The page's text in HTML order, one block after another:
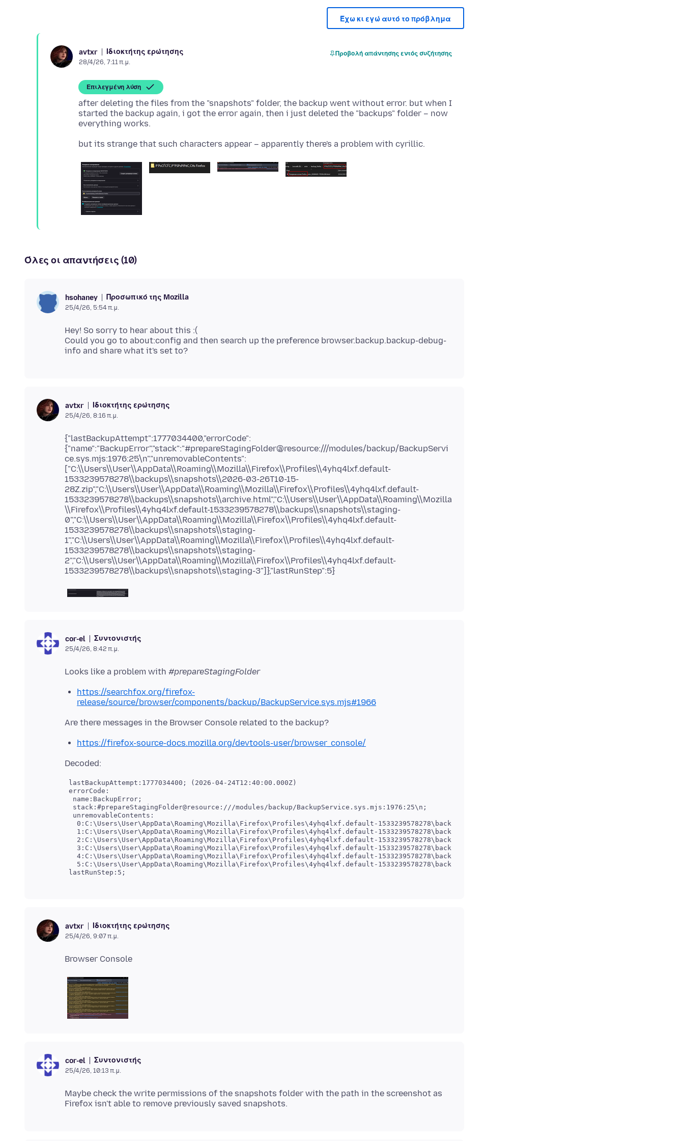
Έχω κι εγώ αυτό το πρόβλημα
avtxr Ιδιοκτήτης ερώτησης
28/4/26, 7:11 π.μ.
Προβολή απάντησης εντός συζήτησης
Επιλεγμένη λύση
after deleting the files from the "snapshots" folder, the backup went without error. but when I
started the backup again, i got the error again, then i just deleted the "backups" folder – now
Όλες οι απαντήσεις (10)
hsohaney Προσωπικό της Mozilla
25/4/26, 5:54 π.μ.
Hey! So sorry to hear about this :(
Could you go to about:config and then search up the preference browser.backup.backup-debug-
avtxr Ιδιοκτήτης ερώτησης
25/4/26, 8:16 π.μ.
{"lastBackupAttempt":1777034400,"errorCode":
{"name":"BackupError","stack":"#prepareStagingFolder@resource:///modules/backup/BackupServi
ce.sys.mjs:1976:25\n","unremovableContents":
["C:\\Users\\User\\AppData\\Roaming\\Mozilla\\Firefox\\Profiles\\4yhq4lxf.default-
1533239578278\\backups\\snapshots\\2026-03-26T10-15-
28Z.zip","C:\\Users\\User\\AppData\\Roaming\\Mozilla\\Firefox\\Profiles\\4yhq4lxf.default-
1533239578278\\backups\\snapshots\\archive.html","C:\\Users\\User\\AppData\\Roaming\\Mozilla
\\Firefox\\Profiles\\4yhq4lxf.default-1533239578278\\backups\\snapshots\\staging-
0","C:\\Users\\User\\AppData\\Roaming\\Mozilla\\Firefox\\Profiles\\4yhq4lxf.default-
1533239578278\\backups\\snapshots\\staging-
1","C:\\Users\\User\\AppData\\Roaming\\Mozilla\\Firefox\\Profiles\\4yhq4lxf.default-
1533239578278\\backups\\snapshots\\staging-
2","C:\\Users\\User\\AppData\\Roaming\\Mozilla\\Firefox\\Profiles\\4yhq4lxf.default-
cor-el Συντονιστής
25/4/26, 8:42 π.μ.
Looks like a problem with #prepareStagingFolder
https://searchfox.org/firefox-
release/source/browser/components/backup/BackupService.sys.mjs#1966
https://firefox-source-docs.mozilla.org/devtools-user/browser_console/
lastBackupAttempt:1777034400; (2026-04-24T12:40:00.000Z)
errorCode:
  name:BackupError;
  stack:#prepareStagingFolder@resource:///modules/backup/BackupService.sys.mjs:1976:25\n;
  unremovableContents:
   0:C:\Users\User\AppData\Roaming\Mozilla\Firefox\Profiles\4yhq4lxf.default-1533239578278\backups\snapshots\2026-03-26T10-15-28Z.zip;
   1:C:\Users\User\AppData\Roaming\Mozilla\Firefox\Profiles\4yhq4lxf.default-1533239578278\backups\snapshots\archive.html;
   2:C:\Users\User\AppData\Roaming\Mozilla\Firefox\Profiles\4yhq4lxf.default-1533239578278\backups\snapshots\staging-0;
   3:C:\Users\User\AppData\Roaming\Mozilla\Firefox\Profiles\4yhq4lxf.default-1533239578278\backups\snapshots\staging-1;
   4:C:\Users\User\AppData\Roaming\Mozilla\Firefox\Profiles\4yhq4lxf.default-1533239578278\backups\snapshots\staging-2;
   5:C:\Users\User\AppData\Roaming\Mozilla\Firefox\Profiles\4yhq4lxf.default-1533239578278\backups\snapshots\staging-3;
lastRunStep:5;
avtxr Ιδιοκτήτης ερώτησης
25/4/26, 9:07 π.μ.
cor-el Συντονιστής
25/4/26, 10:13 π.μ.
Maybe check the write permissions of the snapshots folder with the path in the screenshot as